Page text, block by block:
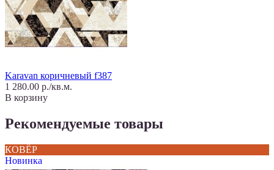
Karavan коричневый f387
1 280.00 р./кв.м.
В корзину
Рекомендуемые товары
КОВЁР
Новинка